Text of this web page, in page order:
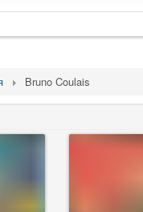
Bruno Coulais